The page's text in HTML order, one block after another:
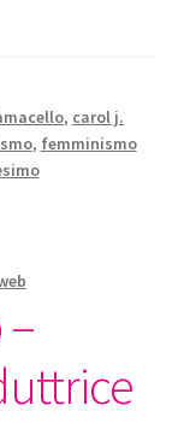
, carol j.
, femminismo